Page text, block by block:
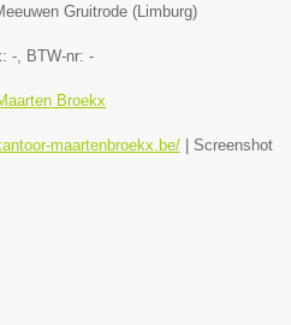
Gruitrode (Limburg)
- , BTW-nr: -
Broekx
maartenbroekx.be/ | Screenshot